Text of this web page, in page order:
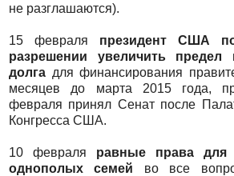
не разглашаются).
15 февраля президент США
разрешении увеличить предел
долга для финансирования
месяцев до марта 2015 года,
февраля принял Сенат после
Конгресса США.
10 февраля равные права для
однополых семей во все